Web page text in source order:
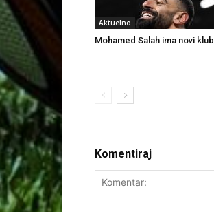
Aktuelno
Mohamed Salah ima novi klub
Komentiraj